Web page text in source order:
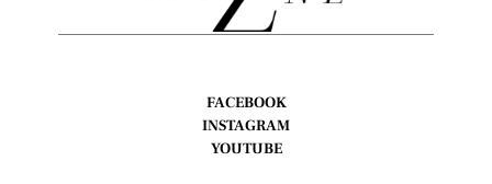
FACEBOOK
INSTAGRAM
YOUTUBE